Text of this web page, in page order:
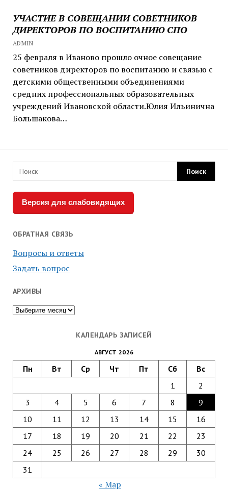
УЧАСТИЕ В СОВЕЩАНИИ СОВЕТНИКОВ
ДИРЕКТОРОВ ПО ВОСПИТАНИЮ СПО
ADMIN
25 февраля в Иваново прошло очное совещание
советников директоров по воспитанию и связью с
детскими общественными объединениями
средних профессиональных образовательных
учреждений Ивановской области.Юлия Ильинична
Большакова…
Версия для слабовидящих
ОБРАТНАЯ СВЯЗЬ
Вопросы и ответы
Задать вопрос
АРХИВЫ
Архивы
КАЛЕНДАРЬ ЗАПИСЕЙ
АВГУСТ 2026
Пн Вт Ср Чт Пт Сб
Вс
1
2
3
4 5 6 7 8
9
10
11 12 13 14 15
16
17
18 19 20 21 22
23
24
25 26 27 28 29
30
31
« Мар